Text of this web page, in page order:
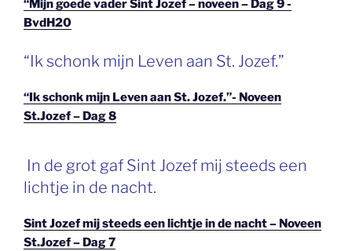
“Mijn goede vader Sint Jozef – noveen – Dag 9 -
BvdH20
“Ik schonk mijn Leven aan St. Jozef.”
“Ik schonk mijn Leven aan St. Jozef.”- Noveen
St.Jozef – Dag 8
In de grot gaf Sint Jozef mij steeds een
lichtje in de nacht.
Sint Jozef mij steeds een lichtje in de nacht – Noveen
St.Jozef – Dag 7